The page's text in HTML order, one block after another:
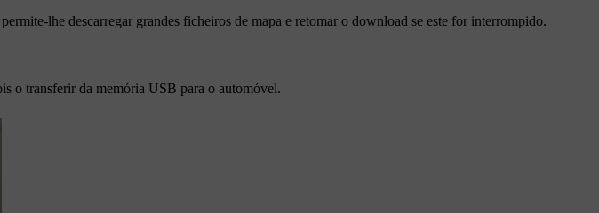
lhe descarregar grandes ficheiros de mapa e retomar o download se este for interrompido.
o transferir da memória USB para o automóvel.